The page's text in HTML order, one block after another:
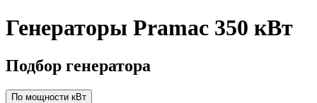
Генераторы Pramac 350 кВт
Подбор генератора
По мощности кВт